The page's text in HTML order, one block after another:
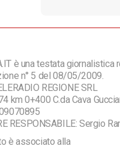
è una testata giornalistica
n° 5 del 08/05/2009.
REGIONE SRL
km 0+400 C.da Cava
RESPONSABILE: Sergio
è associato alla